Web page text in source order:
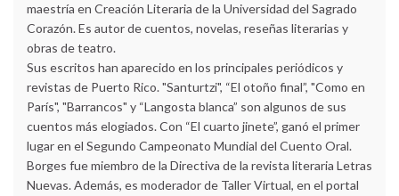
maestría en Creación Literaria de la Universidad del Sagrado
Corazón. Es autor de cuentos, novelas, reseñas literarias y
obras de teatro.
Sus escritos han aparecido en los principales periódicos y
revistas de Puerto Rico. "Santurtzi", “El otoño final”, "Como en
París", "Barrancos" y “Langosta blanca” son algunos de sus
cuentos más elogiados. Con “El cuarto jinete”, ganó el primer
lugar en el Segundo Campeonato Mundial del Cuento Oral.
Borges fue miembro de la Directiva de la revista literaria Letras
Nuevas. Además, es moderador de Taller Virtual, en el portal